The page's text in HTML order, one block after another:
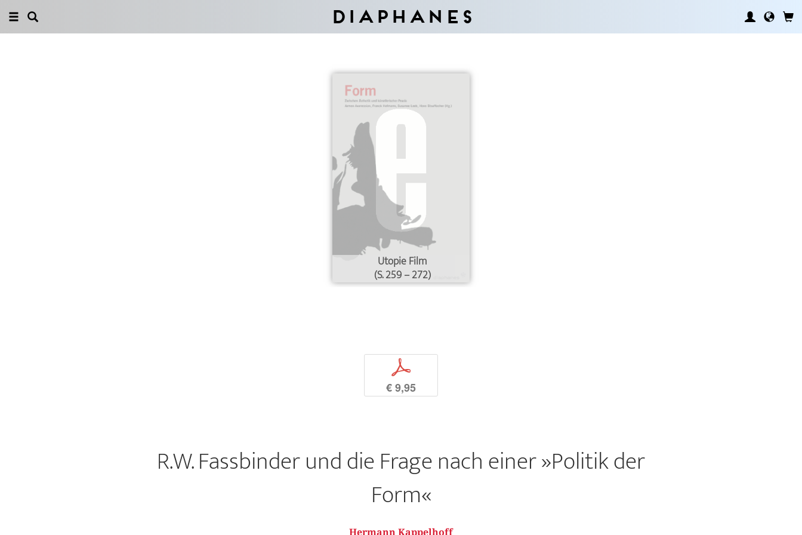
Diaphanes
Utopie Film
(S. 259 – 272)
p
€ 9,95
R.W. Fassbinder und die Frage nach einer »Politik der
Form«
Hermann Kappelhoff